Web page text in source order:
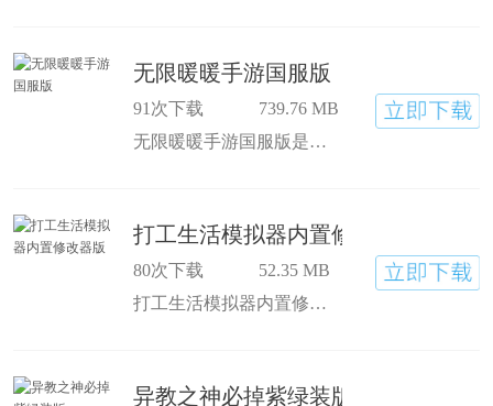
无限暖暖手游国服版
91次下载
739.76 MB
无限暖暖手游国服版是一款大世界冒险类游戏，无限暖暖官方正版下载不再局限于换装玩法的内容，玩家将与暖暖一起在这片奇幻之地中探索并解决谜题，游戏的玩法和场景都非常不错，相比之前有了质的飞跃！
打工生活模拟器内置修改器版
80次下载
52.35 MB
打工生活模拟器内置修改器版是一款角色扮演类手游，打工生活模拟器(开局600亿)无限钞票版和大多数有着类似的玩法内容，开局就临近天崩的玩家们，要通过一系列的安排和挑战，才能用于越来越多的钱财，游戏自由度高结局也多种！
异教之神必掉紫绿装版